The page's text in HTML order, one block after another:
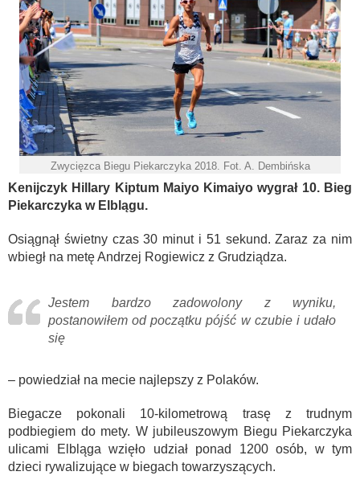
Zwycięzca Biegu Piekarczyka 2018. Fot. A. Dembińska
Kenijczyk Hillary Kiptum Maiyo Kimaiyo wygrał 10. Bieg
Piekarczyka w Elblągu.
Osiągnął świetny czas 30 minut i 51 sekund. Zaraz za nim
wbiegł na metę Andrzej Rogiewicz z Grudziądza.
Jestem bardzo zadowolony z wyniku,
postanowiłem od początku pójść w czubie i udało
się
– powiedział na mecie najlepszy z Polaków.
Biegacze pokonali 10-kilometrową trasę z trudnym
podbiegiem do mety. W jubileuszowym Biegu Piekarczyka
ulicami Elbląga wzięło udział ponad 1200 osób, w tym
dzieci rywalizujące w biegach towarzyszących.